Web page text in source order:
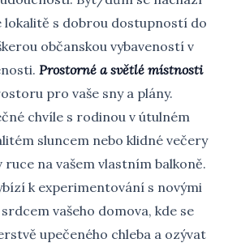
lokalitě s dobrou dostupností do
občanskou vybaveností v
Prostorné a světlé místnosti
pro vaše sny a plány.
chvíle s rodinou v útulném
sluncem nebo klidné večery
ruce na vašem vlastním balkoně.
k experimentování s novými
vašeho domova, kde se
upečeného chleba a ozývat